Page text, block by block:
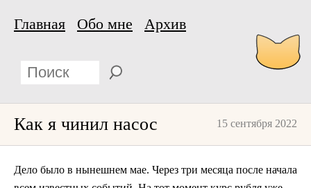
Главная Обо мне Архив
15 сентября 2022
Как я чинил насос
Дело было в нынешнем мае. Через три месяца после начала